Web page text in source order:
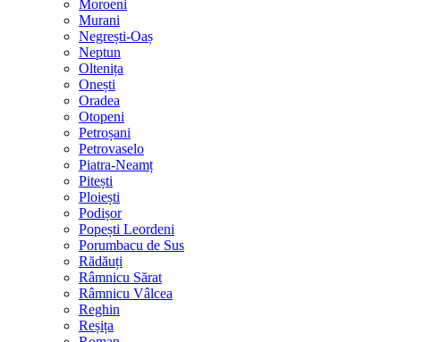
Moroeni
Murani
Negrești-Oaș
Neptun
Oltenița
Onești
Oradea
Otopeni
Petroșani
Petrovaselo
Piatra-Neamț
Pitești
Ploiești
Podișor
Popești Leordeni
Porumbacu de Sus
Rădăuți
Râmnicu Sărat
Râmnicu Vâlcea
Reghin
Reșița